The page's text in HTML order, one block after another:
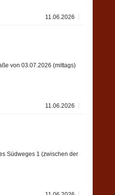
11.06.2026
von 03.07.2026 (mittags)
11.06.2026
Südweges 1 (zwischen der